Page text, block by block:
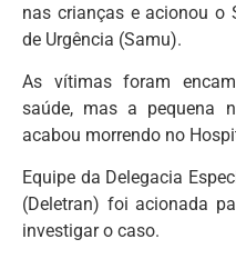
nas crianças e acionou o
de Urgência (Samu).
As vítimas foram
saúde, mas a pequena
acabou morrendo no
Equipe da Delegacia
(Deletran) foi acionada
investigar o caso.